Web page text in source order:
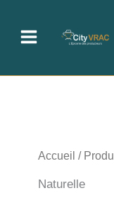
contenu
Accueil /
Naturelle